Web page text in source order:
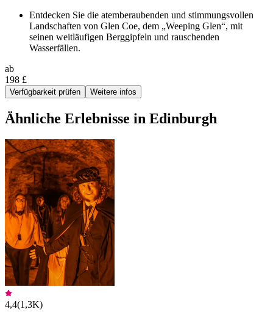
Entdecken Sie die atemberaubenden und stimmungsvollen
Landschaften von Glen Coe, dem „Weeping Glen“, mit
seinen weitläufigen Berggipfeln und rauschenden
Wasserfällen.
ab
198 £
Verfügbarkeit prüfen Weitere infos
Ähnliche Erlebnisse in Edinburgh
4,4(1,3K)